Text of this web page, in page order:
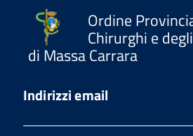
Ordine
Chirurghi e
di Massa Carrara
Indirizzi email